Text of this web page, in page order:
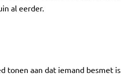
al eerder.
tonen aan dat iemand besmet is